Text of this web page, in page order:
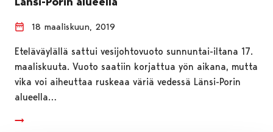
18 maaliskuun, 2019
Eteläväylällä sattui vesijohtovuoto sunnuntai-iltana 17.
maaliskuuta. Vuoto saatiin korjattua yön aikana, mutta
vika voi aiheuttaa ruskeaa väriä vedessä Länsi-Porin
alueella…